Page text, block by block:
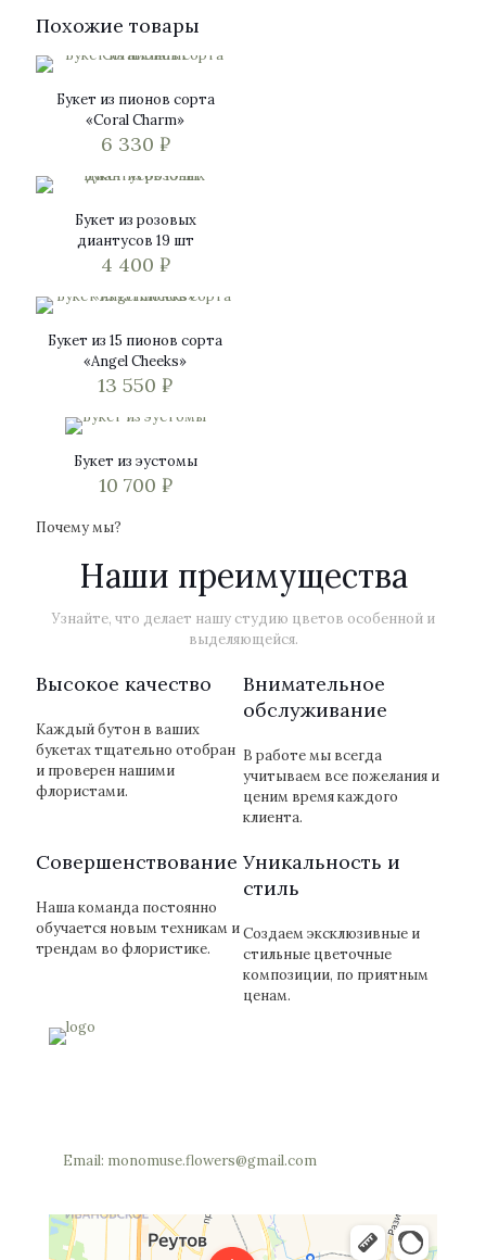
Похожие товары
Букет из пионов сорта
«Coral Charm»
6 330 ₽
несколько
вариаций.
Опции
можно
на
странице
товара.
Букет из розовых
диантусов 19 шт
4 400 ₽
Букет из 15 пионов сорта
«Angel Cheeks»
13 550 ₽
Букет из эустомы
10 700 ₽
Почему мы?
Наши преимущества
Узнайте, что делает нашу студию цветов особенной и
выделяющейся.
Высокое качество
Каждый бутон в ваших
букетах тщательно отобран
и проверен нашими
флористами.
Внимательное
обслуживание
В работе мы всегда
учитываем все пожелания и
ценим время каждого
клиента.
Cовершенствование
Наша команда постоянно
обучается новым техникам и
трендам во флористике.
Уникальность и
стиль
Создаем эксклюзивные и
стильные цветочные
композиции, по приятным
ценам.
Email: monomuse.flowers@gmail.com